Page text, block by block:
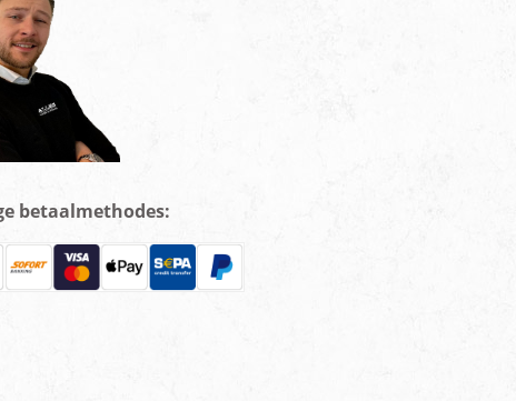
betaalmethodes: